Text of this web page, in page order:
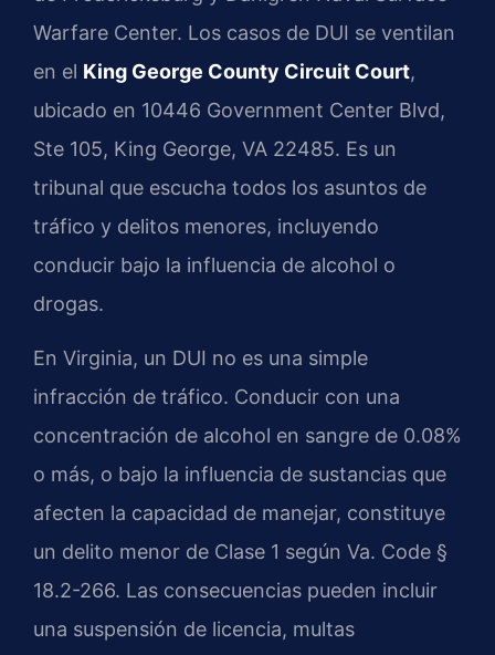
Warfare Center. Los casos de DUI se ventilan
en el King George County Circuit Court,
ubicado en 10446 Government Center Blvd,
Ste 105, King George, VA 22485. Es un
tribunal que escucha todos los asuntos de
tráfico y delitos menores, incluyendo
conducir bajo la influencia de alcohol o
drogas.
En Virginia, un DUI no es una simple
infracción de tráfico. Conducir con una
concentración de alcohol en sangre de 0.08%
o más, o bajo la influencia de sustancias que
afecten la capacidad de manejar, constituye
un delito menor de Clase 1 según Va. Code §
18.2-266. Las consecuencias pueden incluir
una suspensión de licencia, multas